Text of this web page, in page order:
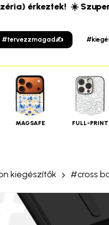
érkeztek!☀️ Szuper új
#tervezzmagad✍️
MAGSAFE FULL-PRINT
kiegészítők #cross